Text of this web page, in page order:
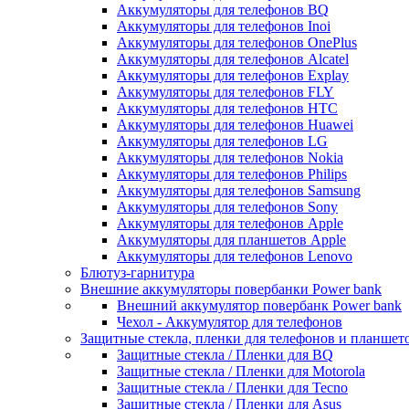
Аккумуляторы для телефонов BQ
Аккумуляторы для телефонов Inoi
Аккумуляторы для телефонов OnePlus
Аккумуляторы для телефонов Alcatel
Аккумуляторы для телефонов Explay
Аккумуляторы для телефонов FLY
Аккумуляторы для телефонов HTC
Аккумуляторы для телефонов Huawei
Аккумуляторы для телефонов LG
Аккумуляторы для телефонов Nokia
Аккумуляторы для телефонов Philips
Аккумуляторы для телефонов Samsung
Аккумуляторы для телефонов Sony
Аккумуляторы для телефонов Apple
Аккумуляторы для планшетов Apple
Аккумуляторы для телефонов Lenovo
Блютуз-гарнитура
Внешние аккумуляторы повербанки Power bank
Внешний аккумулятор повербанк Power bank
Чехол - Аккумулятор для телефонов
Защитные стекла, пленки для телефонов и
Защитные стекла / Пленки для BQ
Защитные стекла / Пленки для Motorola
Защитные стекла / Пленки для Tecno
Защитные стекла / Пленки для Asus